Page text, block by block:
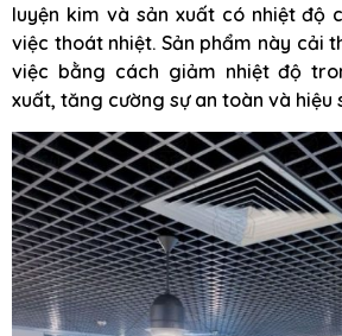
luyện kim và sản xuất có nhiệt độ
việc thoát nhiệt. Sản phẩm này cải
việc bằng cách giảm nhiệt độ
xuất, tăng cường sự an toàn và hiệu